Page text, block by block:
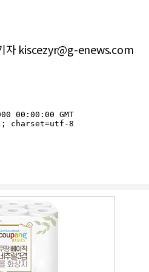
자 kiscezyr@g-enews.com